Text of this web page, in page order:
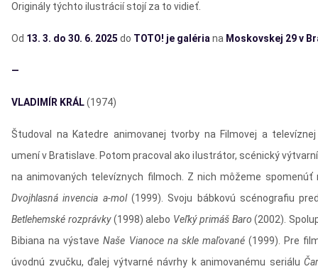
Originály týchto ilustrácií stojí za to vidieť.
Od 13. 3. do 30. 6. 2025 do TOTO! je galéria na Moskovskej 29 v
—
VLADIMÍR KRÁL(1974)
Študoval na Katedre animovanej tvorby na Filmovej a
umení v Bratislave. Potom pracoval ako ilustrátor, scénický
na animovaných televíznych filmoch. Z nich môžeme spomenúť
Dvojhlasná invencia a-mol(1999). Svoju bábkovú scénografiu
Betlehemské rozprávky(1998) alebo Veľký primáš Baro (2002).
Bibiana na výstaveNaše Vianoce na skle maľované(1999). Pre
úvodnú zvučku, ďalej výtvarné návrhy k animovanému seriálu